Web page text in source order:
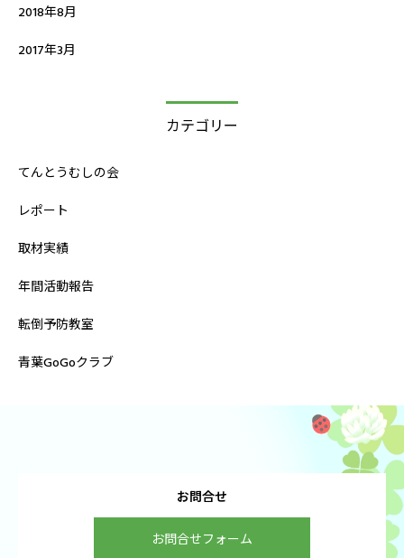
2018年8月
2017年3月
カテゴリー
てんとうむしの会
レポート
取材実績
年間活動報告
転倒予防教室
青葉GoGoクラブ
お問合せ
お問合せフォーム